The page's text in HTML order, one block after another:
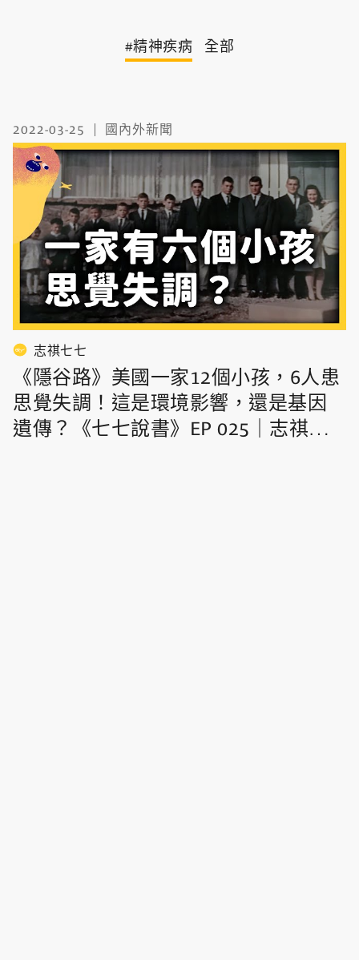
#精神疾病 全部
2022-03-25 國內外新聞
志祺七七
《隱谷路》美國一家12個小孩，6人患
思覺失調！這是環境影響，還是基因
遺傳？《七七說書》EP 025｜志祺七